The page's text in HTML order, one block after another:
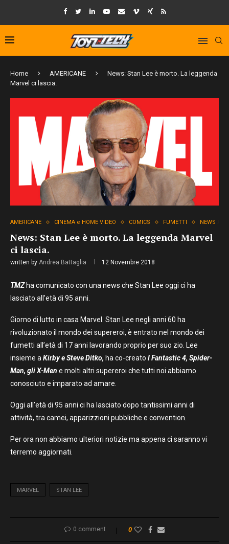
Home AMERICANE
News: Stan Lee è morto. La leggenda
Marvel ci lascia.
AMERICANE CINEMA e HOME VIDEO COMICS FUMETTI NEWS !
News: Stan Lee è morto. La leggenda Marvel
ci lascia.
written by Andrea Battaglia 12 Novembre 2018
TMZ ha comunicato con una news che Stan Lee oggi ci ha
lasciato all’età di 95 anni.
Giorno di lutto in casa Marvel. Stan Lee negli anni 60 ha
rivoluzionato il mondo dei supereroi, è entrato nel mondo dei
fumetti all’età di 17 anni lavorando proprio per suo zio. Lee
insieme a Kirby e Steve Ditko, ha co-creato I Fantastic 4, Spider-
Man, gli X-Men e molti altri supereroi che tutti noi abbiamo
conosciuto e imparato ad amare.
Oggi all’età di 95 anni ci ha lasciato dopo tantissimi anni di
attività, tra camei, apparizzioni pubbliche e convention.
Per ora non abbiamo ulteriori notizie ma appena ci saranno vi
terremo aggiornati.
MARVEL STAN LEE
0 comment 0